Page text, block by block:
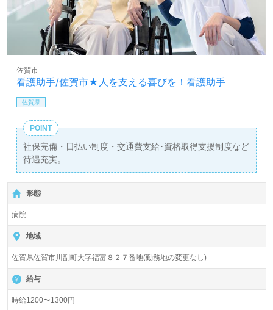
看護助手/佐賀市★人を支える喜びを！看護助手
佐賀市
佐賀県
POINT
社保完備・日払い制度・交通費支給･資格取得支援制度など
待遇充実。
形態
病院
地域
佐賀県佐賀市川副町大字福富８２７番地(勤務地の変更なし)
給与
時給1200〜1300円